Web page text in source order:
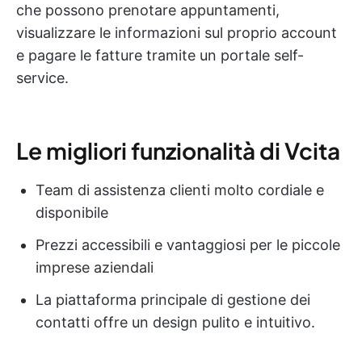
che possono prenotare appuntamenti,
visualizzare le informazioni sul proprio account
e pagare le fatture tramite un portale self-
service.
Le migliori funzionalità di Vcita
Team di assistenza clienti molto cordiale e
disponibile
Prezzi accessibili e vantaggiosi per le piccole
imprese aziendali
La piattaforma principale di gestione dei
contatti offre un design pulito e intuitivo.